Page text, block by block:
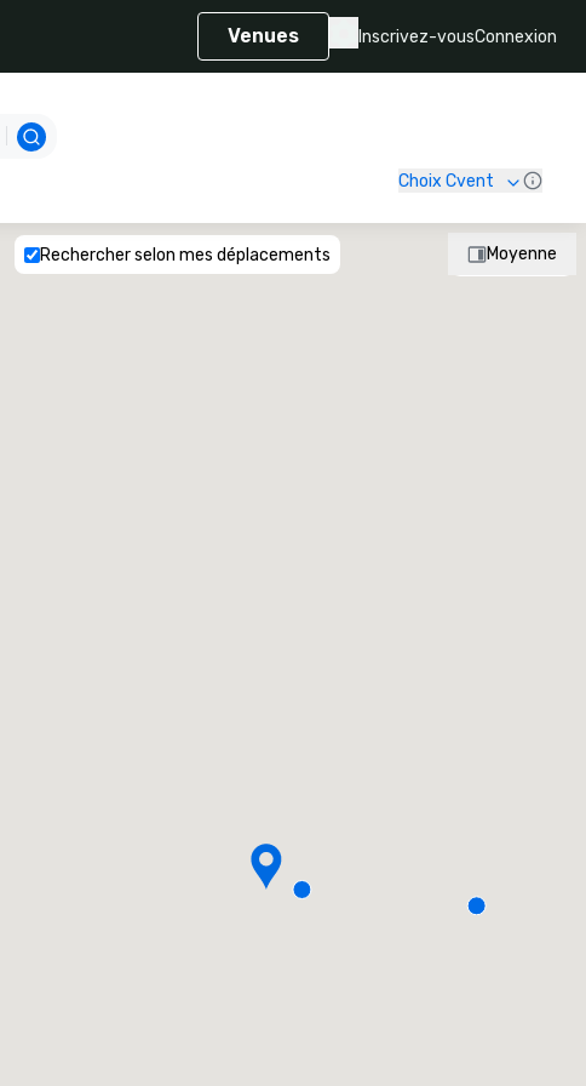
Venues Inscrivez-vousConnexion
Choix Cvent
Moyenne
Rechercher selon mes déplacements